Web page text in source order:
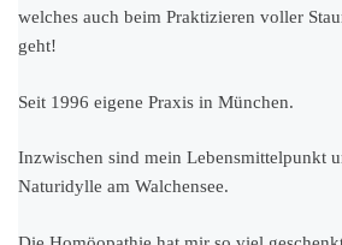
welches auch beim Praktizieren voller
geht!
Seit 1996 eigene Praxis in München.
Inzwischen sind mein Lebensmittelpunkt
Naturidylle am Walchensee.